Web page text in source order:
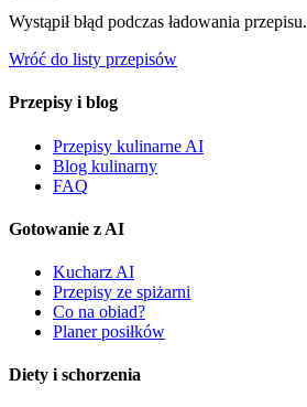
Wystąpił błąd podczas ładowania przepisu.
Wróć do listy przepisów
Przepisy i blog
Przepisy kulinarne AI
Blog kulinarny
FAQ
Gotowanie z AI
Kucharz AI
Przepisy ze spiżarni
Co na obiad?
Planer posiłków
Diety i schorzenia